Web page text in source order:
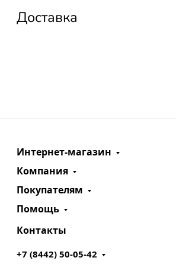
Доставка
Интернет-магазин
Компания
Покупателям
Помощь
Контакты
+7 (8442) 50-05-42